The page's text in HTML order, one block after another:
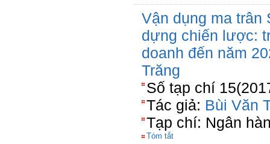
Vận dụng ma trân
dựng chiến lược:
doanh đến năm
Trăng
Số tạp chí
Tác giả: Bùi Văn
Tạp chí: Ngân
Tóm tắt